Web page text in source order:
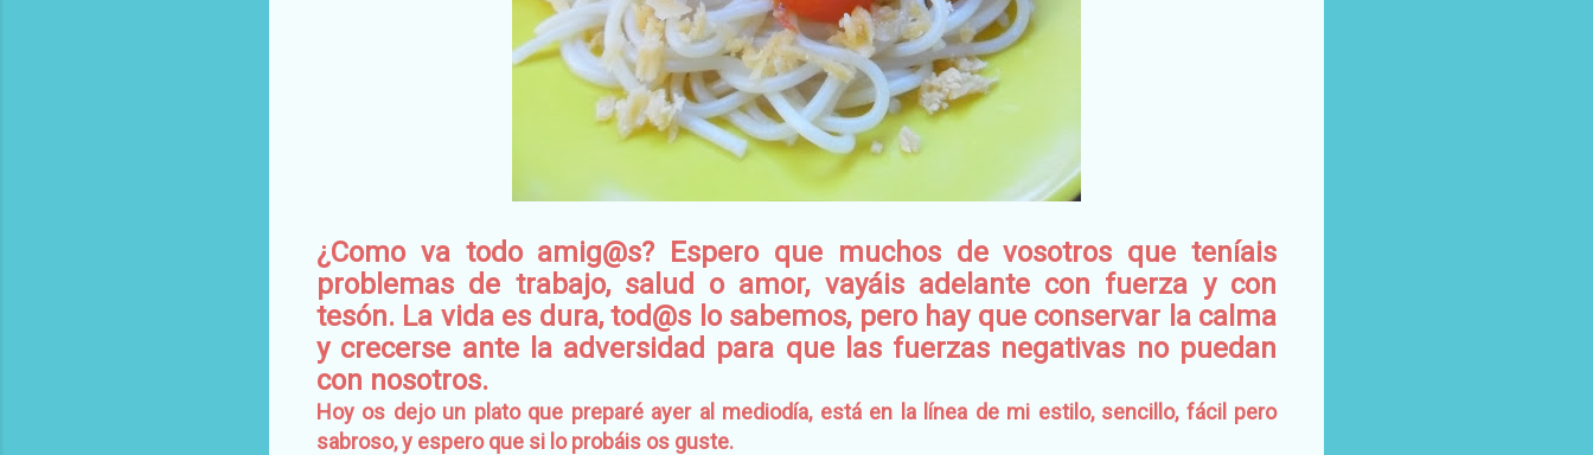
¿Como va todo amig@s? Espero que muchos de vosotros que teníais
problemas de trabajo, salud o amor, vayáis adelante con fuerza y con
tesón. La vida es dura, tod@s lo sabemos, pero hay que conservar la calma
y crecerse ante la adversidad para que las fuerzas negativas no puedan
con nosotros.
Hoy os dejo un plato que preparé ayer al mediodía, está en la línea de mi estilo, sencillo, fácil pero
sabroso, y espero que si lo probáis os guste.